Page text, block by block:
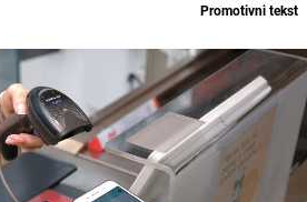
Promotivni tekst